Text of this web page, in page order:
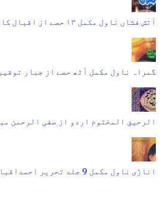
آتش فشاں ناول مکمل ۱۳ حصے از اقبال کاظمی
گمراہ ناول مکمل آٹھ حصے از جبار توقیر
الرحیق المختوم اردو از صفی الرحمن
اناڑی ناول مکمل 9 جلد تحریر احمداقبال